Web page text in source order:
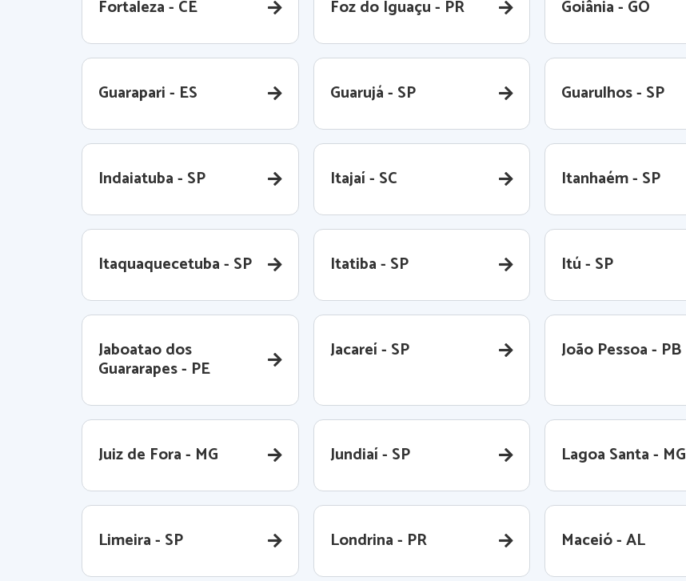
Fortaleza - CE Foz do Iguaçu - PR Goiânia - GO
Guarapari - ES Guarujá - SP Guarulhos - SP
Indaiatuba - SP Itajaí - SC Itanhaém - SP
Itaquaquecetuba - SP Itatiba - SP Itú - SP
Jaboatao dos
Guararapes - PE
Jacareí - SP João Pessoa - PB
Juiz de Fora - MG Jundiaí - SP Lagoa Santa - MG
Limeira - SP Londrina - PR Maceió - AL